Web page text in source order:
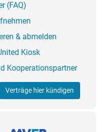
(FAQ)
& abmelden
Kiosk
Kooperationspartner
Verträge hier kündigen